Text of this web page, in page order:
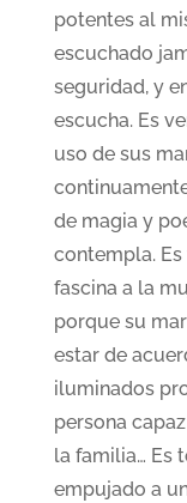
potentes al
escuchado
seguridad, y
escucha. Es
uso de sus
de magia y
contempla.
fascina a la
porque su
estar de
iluminados
persona
la familia… Es
empujado a